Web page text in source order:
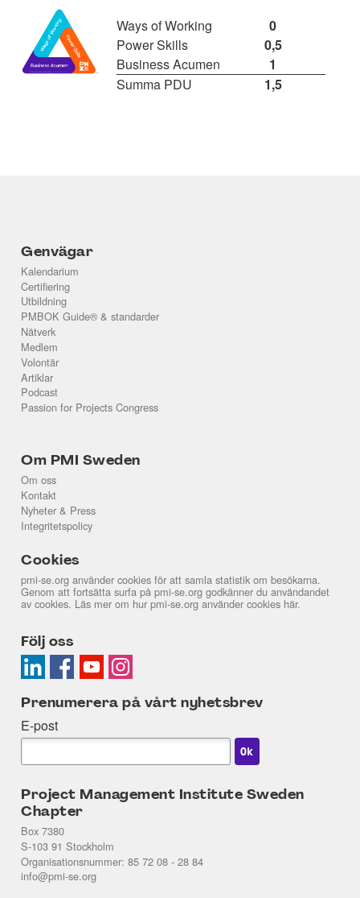
Ways of Working
0
Power Skills
0,5
Business Acumen
1
Summa PDU
1,5
Genvägar
Kalendarium
Certifiering
Utbildning
PMBOK Guide® & standarder
Nätverk
Medlem
Volontär
Artiklar
Podcast
Passion for Projects Congress
Om PMI Sweden
Om oss
Kontakt
Nyheter & Press
Integritetspolicy
Cookies
pmi-se.org använder cookies för att samla statistik om besökarna.
Genom att fortsätta surfa på pmi-se.org godkänner du användandet
av cookies. Läs mer om hur pmi-se.org använder cookies här.
Följ oss
Prenumerera på vårt nyhetsbrev
E-post
Project Management Institute Sweden
Chapter
Box 7380
S-103 91 Stockholm
Organisationsnummer: 85 72 08 - 28 84
info@pmi-se.org